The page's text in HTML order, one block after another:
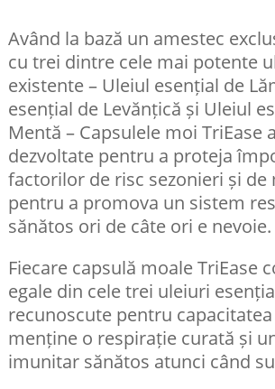
Având la bază un amestec
cu trei dintre cele mai potente
existente – Uleiul esențial de
esențial de Levănțică și Uleiul
Mentă – Capsulele moi TriEase
dezvoltate pentru a proteja
factorilor de risc sezonieri și de
pentru a promova un sistem
sănătos ori de câte ori e nevoie.
Fiecare capsulă moale TriEase
egale din cele trei uleiuri
recunoscute pentru
menține o respirație curată și
imunitar sănătos atunci când